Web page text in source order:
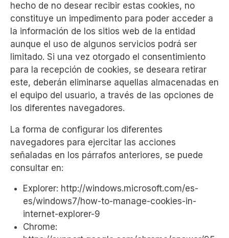
hecho de no desear recibir estas cookies, no
constituye un impedimento para poder acceder a
la información de los sitios web de la entidad
aunque el uso de algunos servicios podrá ser
limitado. Si una vez otorgado el consentimiento
para la recepción de cookies, se deseara retirar
este, deberán eliminarse aquellas almacenadas en
el equipo del usuario, a través de las opciones de
los diferentes navegadores.
La forma de configurar los diferentes
navegadores para ejercitar las acciones
señaladas en los párrafos anteriores, se puede
consultar en:
Explorer: http://windows.microsoft.com/es-
es/windows7/how-to-manage-cookies-in-
internet-explorer-9
Chrome: